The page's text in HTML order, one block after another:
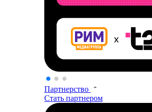
Партнерство
Стать партнером